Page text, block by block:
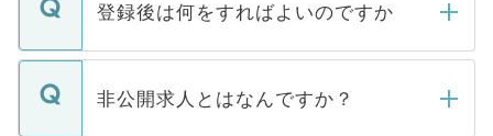
登録後は何をすればよいのですか
ご登録いただきましたら、弊社担当者がご
登録内容を確認し、その後メールもしくは
非公開求人とはなんですか？